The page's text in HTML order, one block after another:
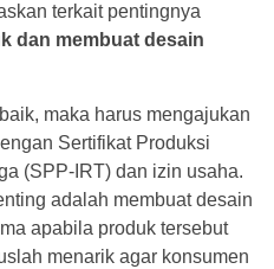
terkait pentingnya
dan membuat desain
maka harus mengajukan
Sertifikat Produksi
(SPP-IRT) dan izin usaha.
adalah membuat desain
apabila produk tersebut
menarik agar konsumen